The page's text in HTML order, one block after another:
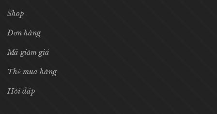
Shop
Đơn hàng
Mã giảm giá
Thẻ mua hàng
Hỏi đáp